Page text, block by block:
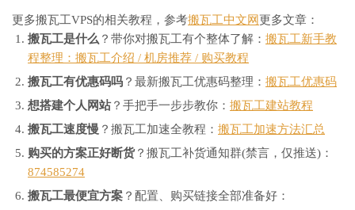
更多搬瓦工VPS的相关教程，参考搬瓦工中文网 更多文章：
搬瓦工是什么 ？带你对搬瓦工有个整体了解： 搬瓦工新手教
程整理：搬瓦工介绍 / 机房推荐 / 购买教程
搬瓦工有优惠码吗 ？最新搬瓦工优惠码整理： 搬瓦工优惠码
想搭建个人网站？手把手一步步教你： 搬瓦工建站教程
搬瓦工速度慢 ？搬瓦工加速全教程： 搬瓦工加速方法汇总
购买的方案正好断货？搬瓦工补货通知群(禁言，仅推送)：
874585274
搬瓦工最便宜方案 ？配置、购买链接全部准备好：